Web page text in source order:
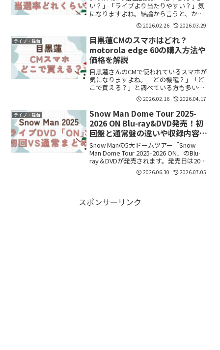
い？」「ライブより当たりやすい？」気
になりますよね。結論から言うと、かな
り低いです。Snow Man番協の倍率が低い
理由理由はシンプル。・観覧人数が少な
い（数十人〜数百人規模）・応募は全国
から・ファ...
2026.02.26 2026.03.29
ライブ・舞台
目黒蓮CMのスマホはどれ？
motorola edge 60の購入方法や
価格を解説
目黒蓮さんのCMで使われているスマホが
気になりますよね。「どの機種？」「ど
こで買える？」と調べている方も多いと
思います。結論からいうと、CMで使用さ
れているのは「motorola edge 60」で
す。この記事では、購入方法や価格、特
徴をわ...
2026.02.16 2026.04.17
ライブ・舞台
Snow Man Dome Tour 2025-
2026 ON Blu-ray&DVD発売！初
回盤と通常盤の違いや収録内容ま
とめ
Snow Manの5大ドームツアー「Snow
Man Dome Tour 2025-2026 ON」のBlu-
ray＆DVDが発売されます。発売日は2026
年7月1日。発売前からAmazonや楽天な
どの予約リンクがSNSで多く拡散されて
2026.06.30 2026.07.05
スポンサーリンク